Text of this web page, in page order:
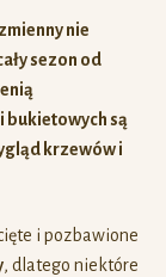
nie
sezon od
bukietowych są
krzewów i
i pozbawione
, dlatego niektóre